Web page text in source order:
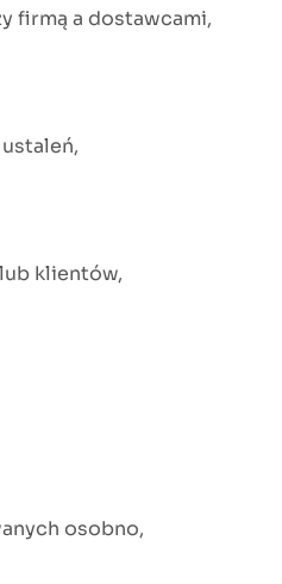
firmą a dostawcami,
klientów,
osobno,